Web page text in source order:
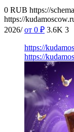
0 RUB https://
https://
2026/ от 0 ₽ 3.6K 3
https://
https://